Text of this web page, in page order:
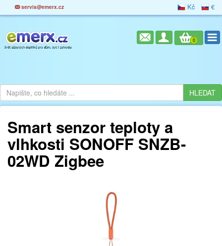
servis@emerx.cz Kč €
0
Smart senzor teploty a
vlhkosti SONOFF SNZB-
02WD Zigbee